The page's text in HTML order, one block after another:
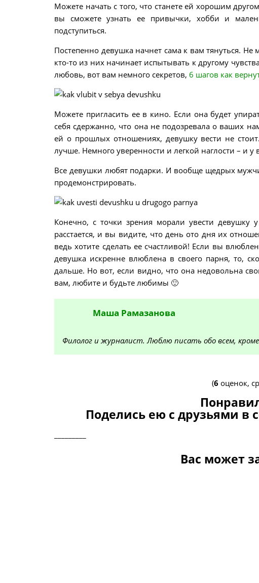
Можете начать с того, что станете ей хорошим
вы сможете узнать ее привычки, хобби и
подступиться.
Постепенно девушка начнет сама к вам тянуться.
кто-то из них начинает испытывать к другому
любовь, вот вам немного секретов, 6 шагов как
Можете пригласить ее в кино. Если она будет
себя сдержанно, что она не подозревала о ваших
ей о прошлых отношениях, девушку вести не
лучше. Немного уверенности и легкой наглости – и у
Все девушки любят подарки. И вообще щедрых
продемонстрировать.
Конечно, с точки зрения морали увести
расстается, и вы видите, что день ото дня их
ведь хотите сделать ее счастливой! Если вы
девушка искренне влюблена в своего парня, то,
дальше. Но вот, если видно, что она недовольна
вам, любите и будьте любимы 🙂
Маша Рамазанова
Филолог и журналист. Люблю писать обо всем,
(6 оценок,
Поделись ею с друзьями в
Вас может